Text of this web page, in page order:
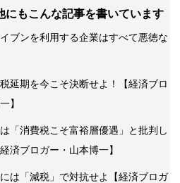
にもこんな記事を書いています
ブンを利用する企業はすべて悪徳な
延期を今こそ決断せよ！【経済ブロ
】
「消費税こそ富裕層優遇」と批判し
済ブロガー・山本博一】
は「減税」で対抗せよ【経済ブロガ